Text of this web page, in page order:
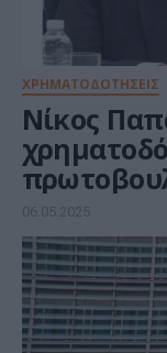
ΧΡΗΜΑΤΟΔΟΤΗΣΕΙΣ
Νίκος
με έως
06.05.2025